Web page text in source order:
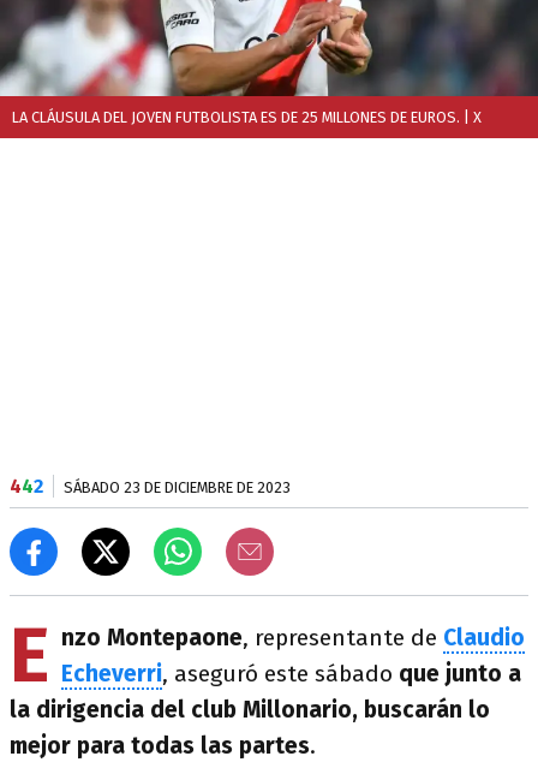
LA CLÁUSULA DEL JOVEN FUTBOLISTA ES DE 25 MILLONES DE EUROS. | X
442 SÁBADO 23 DE DICIEMBRE DE 2023
E nzo Montepaone, representante de Claudio
Echeverri, aseguró este sábado que junto a
la dirigencia del club Millonario, buscarán lo
mejor para todas las partes.